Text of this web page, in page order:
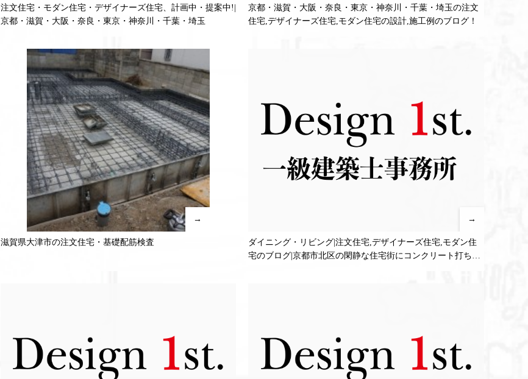
注文住宅・モダン住宅・デザイナーズ住宅、計画中・提案中!|
京都・滋賀・大阪・奈良・東京・神奈川・千葉・埼玉
京都・滋賀・大阪・奈良・東京・神奈川・千葉・埼玉の注文
住宅,デザイナーズ住宅,モダン住宅の設計,施工例のブログ！
→
滋賀県大津市の注文住宅・基礎配筋検査
→
ダイニング・リビング|注文住宅,デザイナーズ住宅,モダン住
宅のブログ|京都市北区の閑静な住宅街にコンクリート打ちっ